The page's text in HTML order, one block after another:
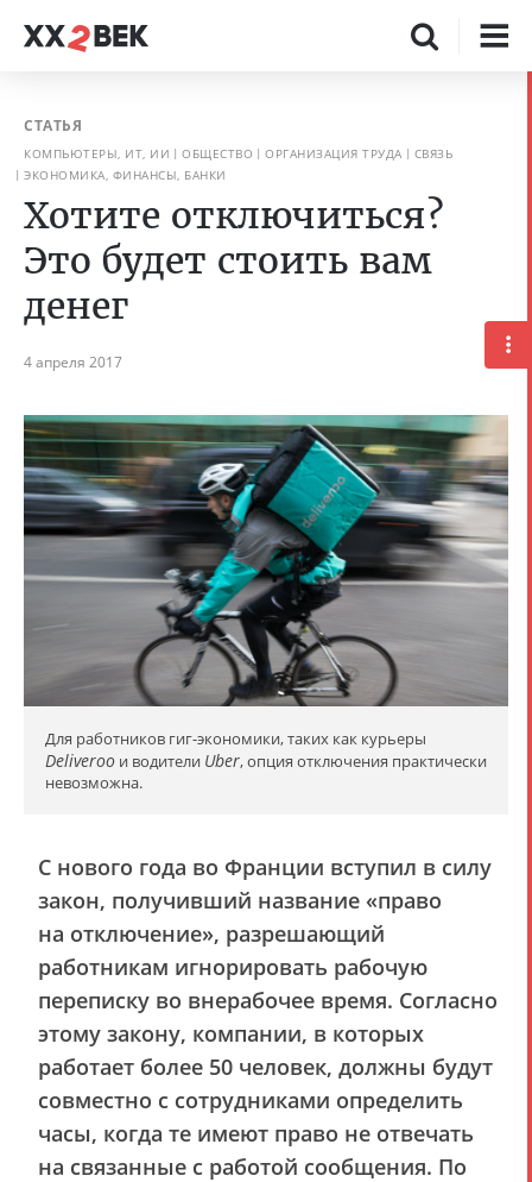
СТАТЬЯ
КОМПЬЮТЕРЫ, ИТ, ИИ ОБЩЕСТВО ОРГАНИЗАЦИЯ ТРУДА
СВЯЗЬ
ЭКОНОМИКА, ФИНАНСЫ, БАНКИ
Хотите отключиться?
Это будет стоить вам
денег
4 апреля 2017
Для работников гиг-экономики, таких как курьеры
Deliveroo и водители Uber, опция отключения практически
невозможна.
С нового года во Франции вступил в силу
закон, получивший название «право
на отключение», разрешающий
работникам игнорировать рабочую
переписку во внерабочее время. Согласно
этому закону, компании, в которых
работает более 50 человек, должны будут
совместно с сотрудниками определить
часы, когда те имеют право не отвечать
на связанные с работой сообщения. По